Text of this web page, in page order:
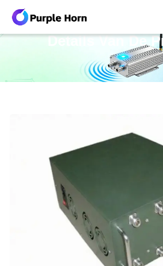
Details Van De